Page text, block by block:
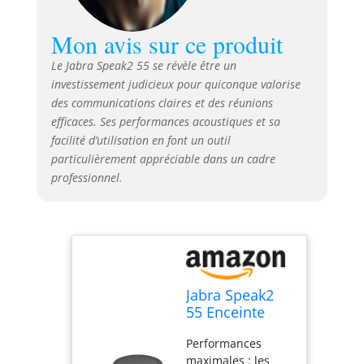
voix au même
niveau
Connectivité plug-
and-play : les
connexions USB C
et USB A sont
toutes deux sur le
même câble et
pieds de portée
Bluetooth pour
votre téléphone ou
PC Speak2 55 est
compatible avec
Mon avis sur ce produit
Le Jabra Speak2 55 se révèle être un
investissement judicieux pour quiconque valorise
des communications claires et des réunions
efficaces. Ses performances acoustiques et sa
facilité d’utilisation en font un outil
particulièrement appréciable dans un cadre
professionnel.
Jabra Speak2
55 Enceinte
Certifié pour
Performances
maximales : les